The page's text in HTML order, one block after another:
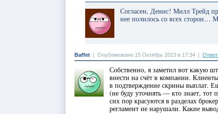
Согласен, Денис! Милл Трейд
нее полилось со всех сторон…
Baffet Опубликовано 15 Октябрь 2013 в 17:34
Собственно, я заметил вот какую
внести на счёт в компании.
в подтверждение скрины выплат.
(не буду уточнять — кто знает, тот
сих пор красуются в разделах
регламент не нарушали. Какие